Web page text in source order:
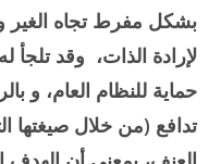
بشكل مفرط تجاه الغير
لإرادة الذات، وقد
حماية للنظام العام، و
تدافع (من خلال صيغتها